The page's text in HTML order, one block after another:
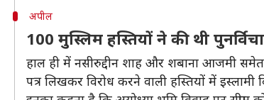
अपील
100 मुस्लिम हस्तियों ने की थी
हाल ही में नसीरुद्दीन शाह और शबाना आजमी समेत
पत्र लिखकर विरोध करने वाली हस्तियों में